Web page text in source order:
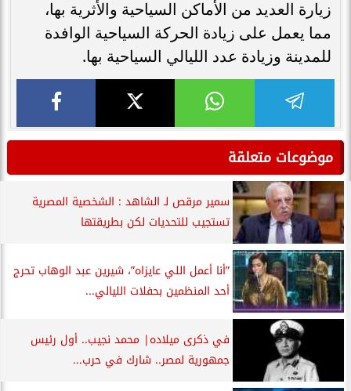
زيارة العديد من الأماكن السياحية والأثرية بها،
مما يعمل على زيادة الحركة السياحية الوافدة
للمدينة وزيادة عدد الليالي السياحية بها.
موضوعات متعلقة
سمير مرقص لـ الشاهد : الشخصية المصرية
تستجيب للتحديات لكن بطريقتها
”أنا أعمل اللي عايزاه”، شيرين عبد الوهاب تحرج
أحد المنظمين بحفلات الليالي...
في ذكرى ميلاده| محمد نجيب.. أول رئيس
جمهورية لمصر.. شارك في حرب...